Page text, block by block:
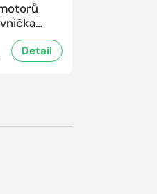
Detail